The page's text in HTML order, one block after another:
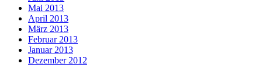
Mai 2013
April 2013
März 2013
Februar 2013
Januar 2013
Dezember 2012